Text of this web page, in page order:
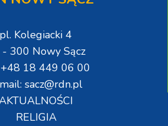
pl. Kolegiacki 4
300 Nowy Sącz
18 449 06 00
sacz@rdn.pl
RELIGIA